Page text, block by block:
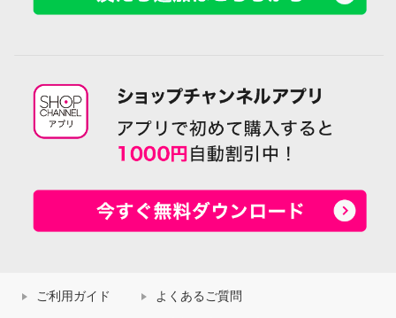
ご利用ガイド よくあるご質問